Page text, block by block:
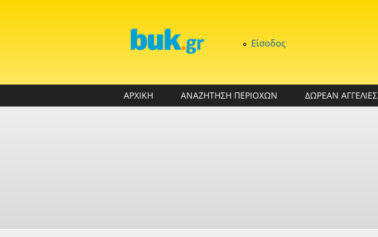
Είσοδος
ΑΡΧΙΚΗ ΑΝΑΖΗΤΗΣΗ ΠΕΡΙΟΧΩΝ ΔΩΡΕΑΝ ΑΓΓΕΛΙΕΣ